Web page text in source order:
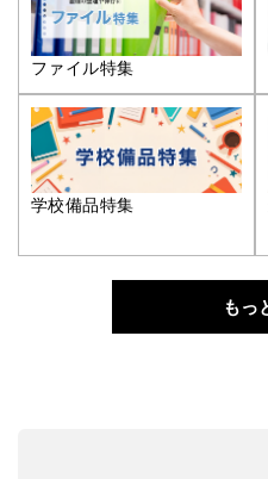
ファイル特集
学校備品特集
もっ